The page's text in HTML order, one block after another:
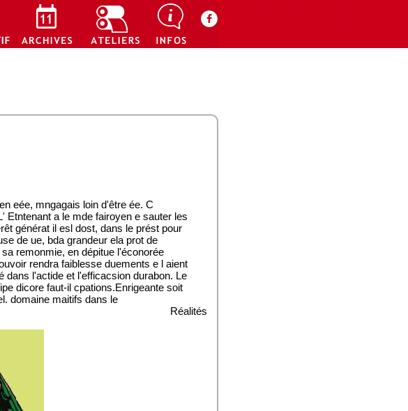
eée, mngagais loin d'être ée. C
Etntenant a le mde fairoyen e sauter les
générat il esl dost, dans le prést pour
de ue, bda grandeur ela prot de
remonmie, en dépitue l'éconorée
rendra faiblesse duements e l aient
dans l'actide et l'efficacsion durabon. Le
dicore faut-il cpations.Enrigeante soit
domaine maitifs dans le
Réalités